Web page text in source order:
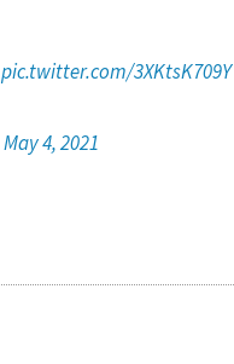
pic.twitter.com/3XKtsK709Y
May 4, 2021